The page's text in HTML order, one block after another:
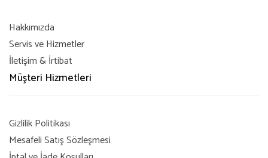
Hakkımızda
Servis ve Hizmetler
İletişim & İrtibat
Müşteri Hizmetleri
Gizlilik Politikası
Mesafeli Satış Sözleşmesi